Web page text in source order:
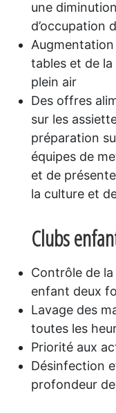
une
d’occupation
tables et de
plein air
Des offres
sur les
préparation
équipes de
et de
la culture et
Clubs
Contrôle de
enfant deux
Lavage des
toutes les
Priorité aux
Désinfection
profondeur